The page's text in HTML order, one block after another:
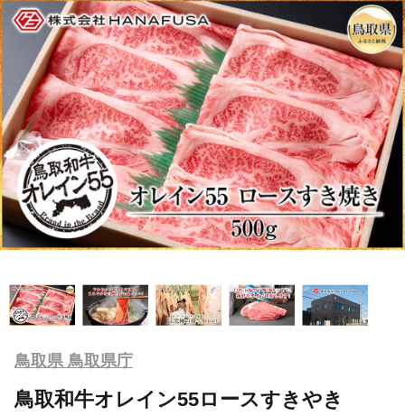
鳥取県 鳥取県庁
鳥取和牛オレイン55ロースすきやき